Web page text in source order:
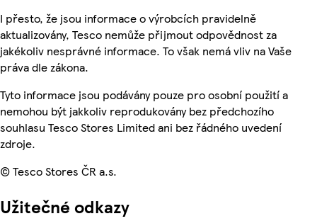
I přesto, že jsou informace o výrobcích pravidelně
aktualizovány, Tesco nemůže přijmout odpovědnost za
jakékoliv nesprávné informace. To však nemá vliv na Vaše
práva dle zákona.
Tyto informace jsou podávány pouze pro osobní použití a
nemohou být jakkoliv reprodukovány bez předchozího
souhlasu Tesco Stores Limited ani bez řádného uvedení
zdroje.
© Tesco Stores ČR a.s.
Užitečné odkazy